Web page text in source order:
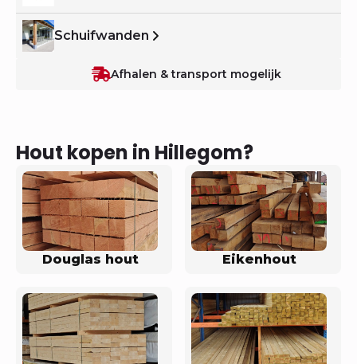
Schuifwanden
Afhalen & transport mogelijk
Hout kopen in Hillegom?
Douglas hout Eikenhout